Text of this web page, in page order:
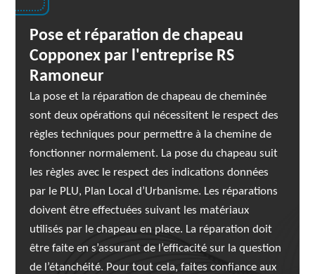
Pose et réparation de chapeau
Copponex par l'entreprise RS
Ramoneur
La pose et la réparation de chapeau de cheminée
sont deux opérations qui nécessitent le respect des
règles techniques pour permettre à la chemine de
fonctionner normalement. La pose du chapeau suit
les règles avec le respect des indications données
par le PLU, Plan Local d’Urbanisme. Les réparations
doivent être effectuées suivant les matériaux
utilisés par le chapeau en place. La réparation doit
être faite en s’assurant de l’efficacité sur la question
de l’étanchéité. Pour tout cela, faites confiance aux